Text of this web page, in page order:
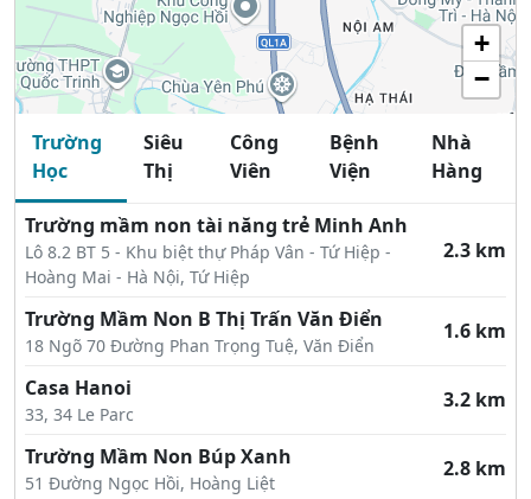
+
−
Trường
Học
Siêu
Thị
Công
Viên
Bệnh
Viện
Nhà
Hàng
Trường mầm non tài năng trẻ Minh Anh
Lô 8.2 BT 5 - Khu biệt thự Pháp Vân - Tứ Hiệp -
Hoàng Mai - Hà Nội, Tứ Hiệp
2.3 km
Trường Mầm Non B Thị Trấn Văn Điển
18 Ngõ 70 Đường Phan Trọng Tuệ, Văn Điển
1.6 km
Casa Hanoi
33, 34 Le Parc
3.2 km
Trường Mầm Non Búp Xanh
51 Đường Ngọc Hồi, Hoàng Liệt
2.8 km